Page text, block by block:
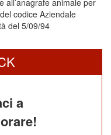
codice Aziendale
del 5/09/94
a